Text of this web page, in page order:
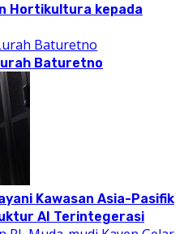
Hortikultura kepada
Baturetno
Kawasan Asia-Pasifik
AI Terintegerasi